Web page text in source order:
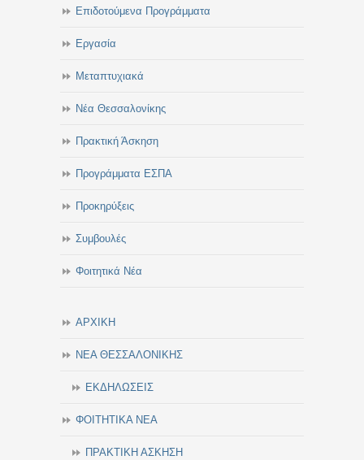
Επιδοτούμενα Προγράμματα
Εργασία
Μεταπτυχιακά
Νέα Θεσσαλονίκης
Πρακτική Άσκηση
Προγράμματα ΕΣΠΑ
Προκηρύξεις
Συμβουλές
Φοιτητικά Νέα
ΑΡΧΙΚΗ
ΝΕΑ ΘΕΣΣΑΛΟΝΙΚΗΣ
ΕΚΔΗΛΩΣΕΙΣ
ΦΟΙΤΗΤΙΚΑ ΝΕΑ
ΠΡΑΚΤΙΚΗ ΑΣΚΗΣΗ